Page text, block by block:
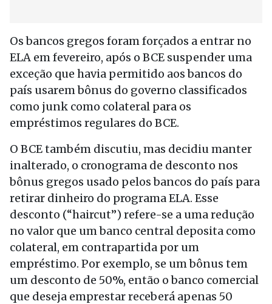
Os bancos gregos foram forçados a entrar no
ELA em fevereiro, após o BCE suspender uma
exceção que havia permitido aos bancos do
país usarem bônus do governo classificados
como junk como colateral para os
empréstimos regulares do BCE.
O BCE também discutiu, mas decidiu manter
inalterado, o cronograma de desconto nos
bônus gregos usado pelos bancos do país para
retirar dinheiro do programa ELA. Esse
desconto (“haircut”) refere-se a uma redução
no valor que um banco central deposita como
colateral, em contrapartida por um
empréstimo. Por exemplo, se um bônus tem
um desconto de 50%, então o banco comercial
que deseja emprestar receberá apenas 50